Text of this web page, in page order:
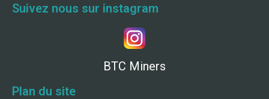
Suivez nous sur instagram
BTC Miners
Plan du site